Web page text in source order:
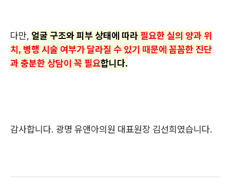
다만, 얼굴 구조와 피부 상태에 따라 필요한 실의 양과 위
치, 병행 시술 여부가 달라질 수 있기 때문에 꼼꼼한 진단
과 충분한 상담이 꼭 필요합니다.
감사합니다. 광명 유앤아의원 대표원장 김선희였습니다.